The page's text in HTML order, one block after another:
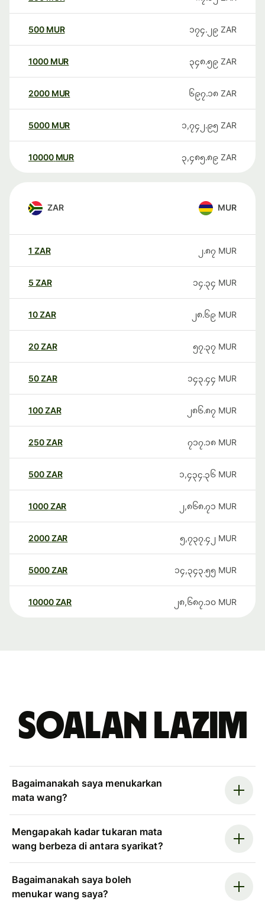
500 MUR ၁၇၄.၂၉ ZAR
1000 MUR ၃၄၈.၅၉ ZAR
2000 MUR ၆၉၇.၁၈ ZAR
5000 MUR ၁,၇၄၂.၉၅ ZAR
10000 MUR ၃,၄၈၅.၈၉ ZAR
ZAR MUR
1 ZAR ၂.၈၇ MUR
5 ZAR ၁၄.၃၄ MUR
10ZAR ၂၈.၆၉ MUR
20ZAR ၅၇.၃၇ MUR
50ZAR ၁၄၃.၄၄ MUR
100ZAR ၂၈၆.၈၇ MUR
250ZAR ၇၁၇.၁၈ MUR
500ZAR ၁,၄၃၄.၃၆ MUR
1000ZAR ၂,၈၆၈.၇၁ MUR
2000ZAR ၅,၇၃၇.၄၂ MUR
5000ZAR ၁၄,၃၄၃.၅၅ MUR
10000 ZAR ၂၈,၆၈၇.၁၀ MUR
Soalan Lazim
Bagaimanakah saya menukarkan
mata wang?
Mengapakah kadar tukaran mata
wang berbeza di antara syarikat?
Bagaimanakah saya boleh
menukar wang saya?